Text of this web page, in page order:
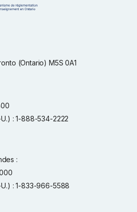
(Ontario) M5S 0A1
: 1-888-534-2222
:
: 1-833-966-5588